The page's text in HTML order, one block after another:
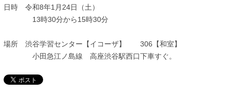
日時 令和8年1月24日（土）
13時30分から15時30分
場所 渋谷学習センター【イコーザ】 306【和室】
小田急江ノ島線 高座渋谷駅西口下車すぐ。